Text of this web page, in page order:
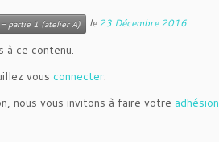
partie 1 (atelier A) le23 Décembre 2016
à ce contenu.
vous connecter.
nous vous invitons à faire votre adhésion